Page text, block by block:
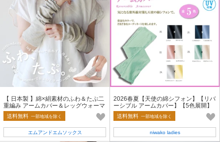
【 日本製 】綿×絹素材のふわ＆たぷ二
重編み アームカバー＆レッグウォーマ
ー【春夏の定番商品】
送料無料 一部地域を除く
エムアンドエムソックス
2026春夏【天使の綿シフォン】【リバ
ーシブル アームカバー】【5色展開】
＜UV対策＞
送料無料 一部地域を除く
niwako ladies